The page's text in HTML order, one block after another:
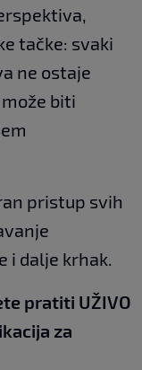
tačke: svaki
ne ostaje
biti
pristup svih
i dalje krhak.
pratiti UŽIVO
za